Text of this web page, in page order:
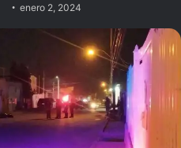
Follow
on
enero 2, 2024